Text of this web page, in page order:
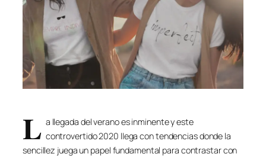
L a llegada del verano es inminente y este
controvertido 2020 llega con tendencias donde la
sencillez juega un papel fundamental para contrastar con